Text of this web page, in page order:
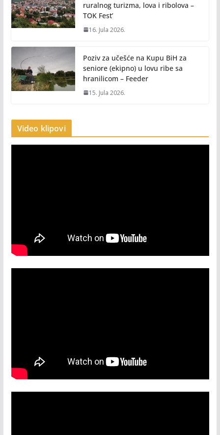
ruralnog turizma, lova i ribolova –
TOK Fest’
16. Jula 2026.
Poziv za učešće na Kupu BiH za
seniore (ekipno) u lovu ribe sa
hranilicom – Feeder
15. Jula 2026.
Video klipovi